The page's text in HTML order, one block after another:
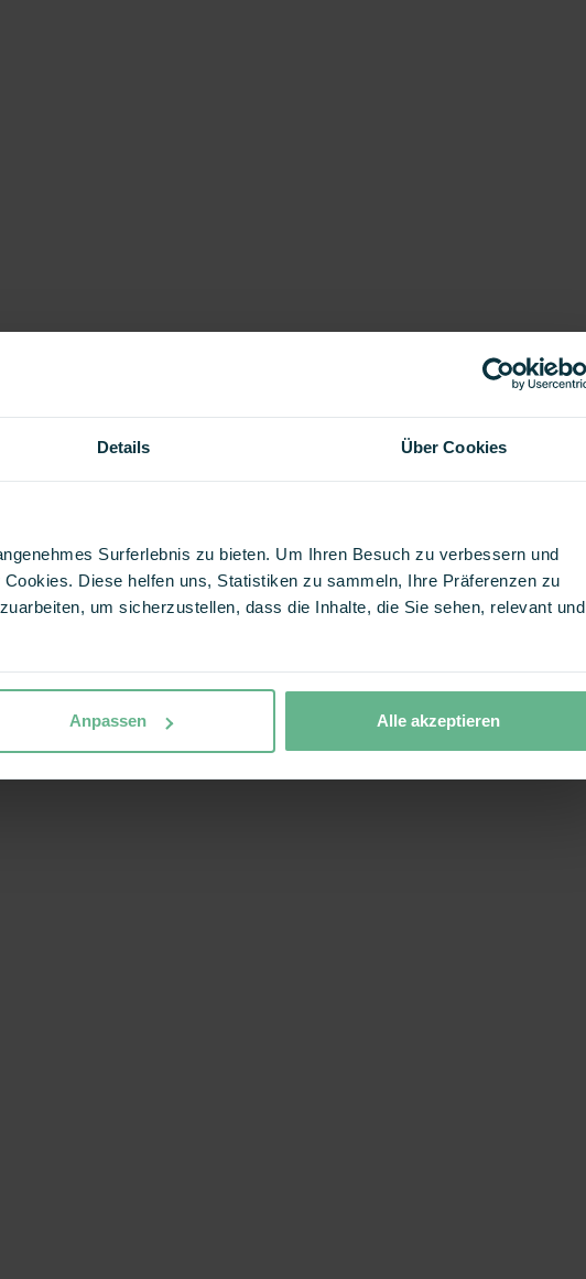
Details Über Cookies
Surferlebnis zu bieten. Um Ihren Besuch zu verbessern und
Diese helfen uns, Statistiken zu sammeln, Ihre Präferenzen zu
um sicherzustellen, dass die Inhalte, die Sie sehen, relevant und
Anpassen Alle akzeptieren